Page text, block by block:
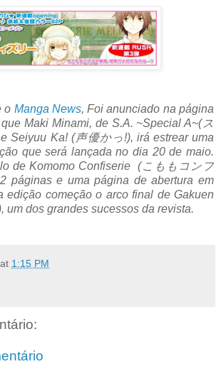
o Manga News, Foi anunciado na página
que Maki Minami, de S.A. ~Special A~(ス
Seiyuu Ka! (声優かっ!), irá estrear uma
que será lançada no dia 20 de maio.
de Komomo Confiserie (こももコンフ
páginas e uma página de abertura em
edição começão o arco final de Gakuen
um dos grandes sucessos da revista.
at 1:15 PM